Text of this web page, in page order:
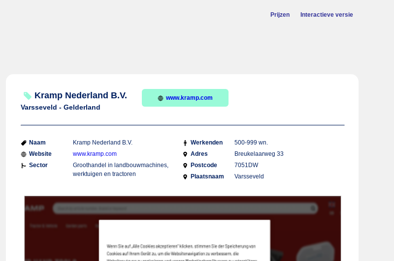
Prijzen Interactieve versie
Kramp Nederland B.V.
Varsseveld - Gelderland
www.kramp.com
Naam
Kramp Nederland B.V.
Website
www.kramp.com
Sector
Groothandel in landbouwmachines,
werktuigen en tractoren
Werkenden
500-999 wn.
Adres
Breukelaarweg 33
Postcode
7051DW
Plaatsnaam
Varsseveld